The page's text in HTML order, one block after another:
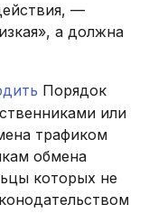
—
а должна
Порядок
или
трафиком
обмена
которых не